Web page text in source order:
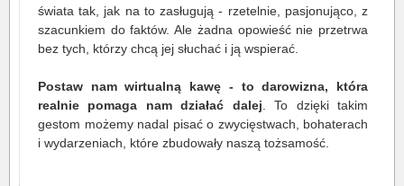
świata tak, jak na to zasługują - rzetelnie, pasjonująco, z
szacunkiem do faktów. Ale żadna opowieść nie przetrwa
bez tych, którzy chcą jej słuchać i ją wspierać.
Postaw nam wirtualną kawę - to darowizna, która
realnie pomaga nam działać dalej . To dzięki takim
gestom możemy nadal pisać o zwycięstwach, bohaterach
i wydarzeniach, które zbudowały naszą tożsamość.